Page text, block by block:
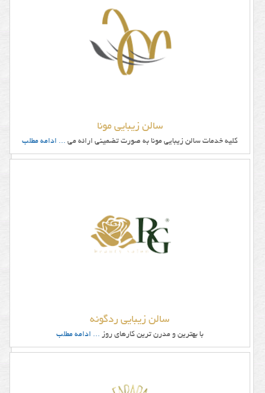
سالن زیبایی مونا
کلیه خدمات سالن زیبایی مونا به صورت تضمینی ارائه می ... ادامه مطلب
سالن زیبایی ردگونه
با بهترین و مدرن ترین کارهای روز ... ادامه مطلب